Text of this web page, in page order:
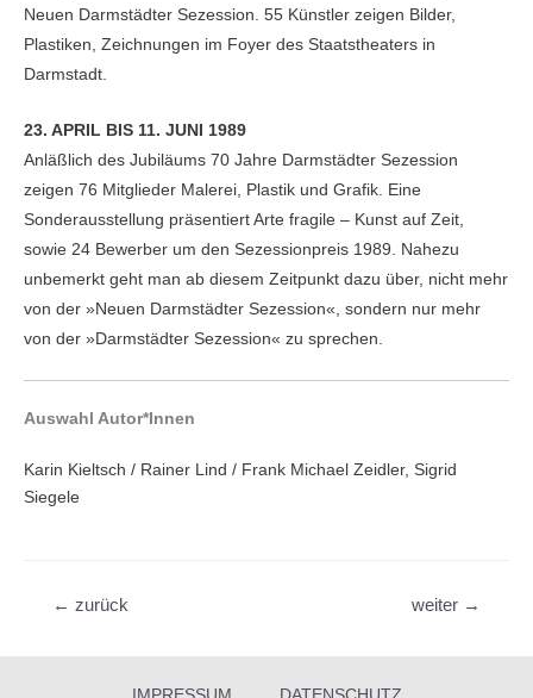
Neuen Darmstädter Sezession. 55 Künstler zeigen Bilder,
Plastiken, Zeichnungen im Foyer des Staatstheaters in
Darmstadt.
23. APRIL BIS 11. JUNI 1989
Anläßlich des Jubiläums 70 Jahre Darmstädter Sezession
zeigen 76 Mitglieder Malerei, Plastik und Grafik. Eine
Sonderausstellung präsentiert Arte fragile – Kunst auf Zeit,
sowie 24 Bewerber um den Sezessionpreis 1989. Nahezu
unbemerkt geht man ab diesem Zeitpunkt dazu über, nicht mehr
von der »Neuen Darmstädter Sezession«, sondern nur mehr
von der »Darmstädter Sezession« zu sprechen.
Auswahl Autor*Innen
Karin Kieltsch / Rainer Lind / Frank Michael Zeidler, Sigrid
Siegele
Beitragsnavigation
← zurück weiter →